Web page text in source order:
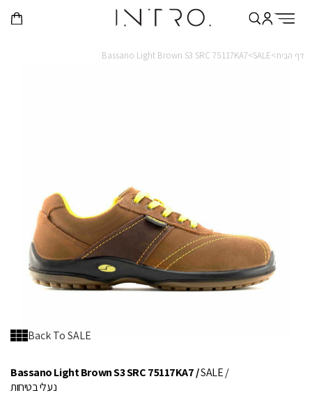
דף הבית>SALE>
Bassano Light Brown S3 SRC 75117KA7
Back To SALE
Bassano Light Brown S3 SRC 75117KA7 /SALE/
נעלי בטיחות